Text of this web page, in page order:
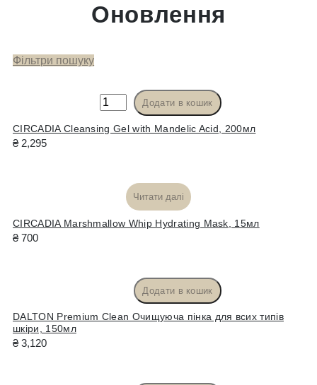
Оновлення
Фільтри пошуку
CIRCADIA
Cleansing
Gel
200мл
кількість
Додати в кошик
CIRCADIA Cleansing Gel with Mandelic Acid, 200мл
₴2,295
Читати далі
CIRCADIA Marshmallow Whip Hydrating Mask, 15мл
₴700
DALTON
Premium
Додати в кошик
DALTON Premium Clean Очищуюча пінка для всих типів
шкіри, 150мл
₴3,120